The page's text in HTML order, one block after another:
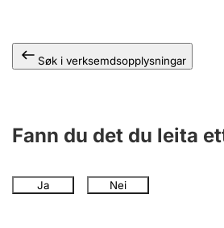
Søk i verksemdsopplysningar
Fann du det du leita
Ja Nei